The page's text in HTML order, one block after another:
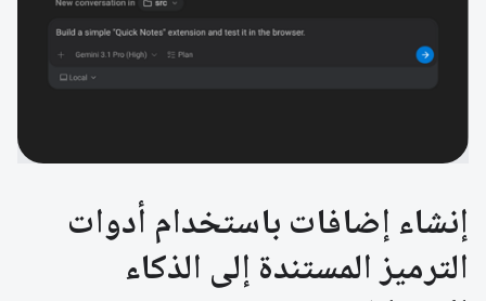
إنشاء إضافات باستخدام أدوات
الترميز المستندة إلى الذكاء